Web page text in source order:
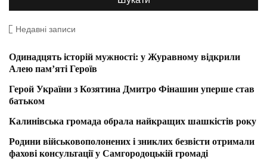
Недавні записи
Одинадцять історій мужності: у Журавному відкрили
Алею пам’яті Героїв
Герой України з Козятина Дмитро Фінашин уперше став
батьком
Калинівська громада обрала найкращих шашкістів року
Родини військовополонених і зниклих безвісти отримали
фахові консультації у Самгородоцькій громаді